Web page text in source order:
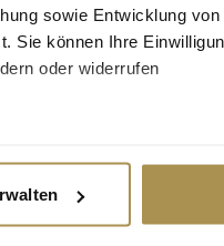
sowie Entwicklung
Sie können Ihre
oder widerrufen
werden, und legen Sie
nach